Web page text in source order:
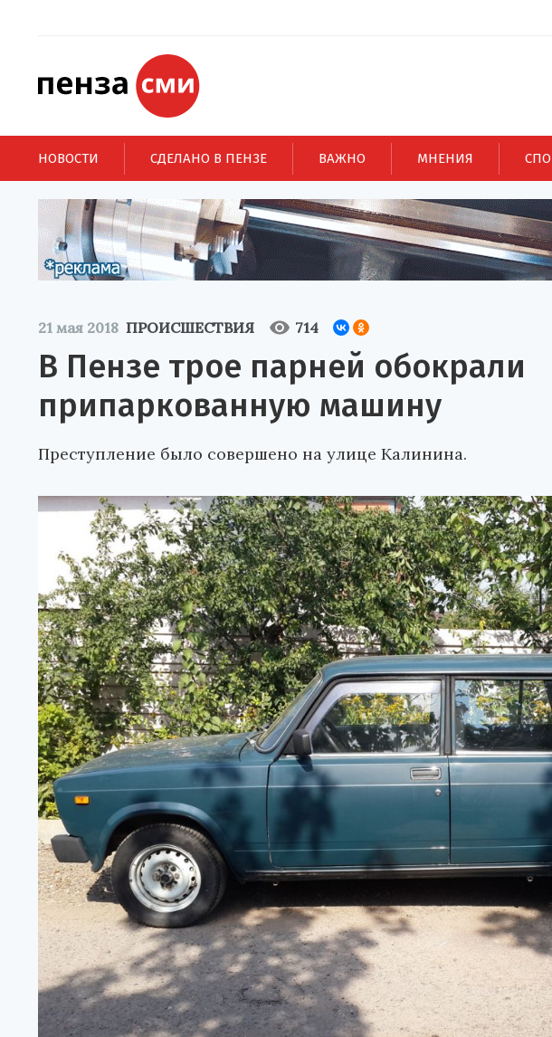
НОВОСТИ СДЕЛАНО В ПЕНЗЕ ВАЖНО МНЕНИЯ
21 мая 2018 ПРОИСШЕСТВИЯ 714
В Пензе трое парней обокрали
припаркованную машину
Преступление было совершено на улице Калинина.